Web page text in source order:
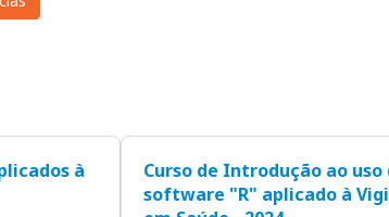
à
Curso de Introdução ao uso
software "R" aplicado à